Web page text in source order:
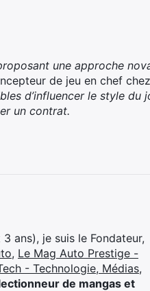
une approche
de jeu en chef chez
d’influencer le style du
un contrat.
ans), je suis le Fondateur,
, Le Mag Auto Prestige -
- Technologie, Médias,
de mangas et